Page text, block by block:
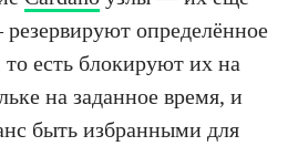
определённое
то есть блокируют их на
на заданное время, и
быть избранными для